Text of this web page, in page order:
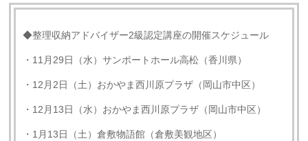
◆整理収納アドバイザー2級認定講座の開催スケジュール
・11月29日（水）サンポートホール高松（香川県）
・12月2日（土）おかやま西川原プラザ（岡山市中区）
・12月13日（水）おかやま西川原プラザ（岡山市中区）
・1月13日（土）倉敷物語館（倉敷美観地区）